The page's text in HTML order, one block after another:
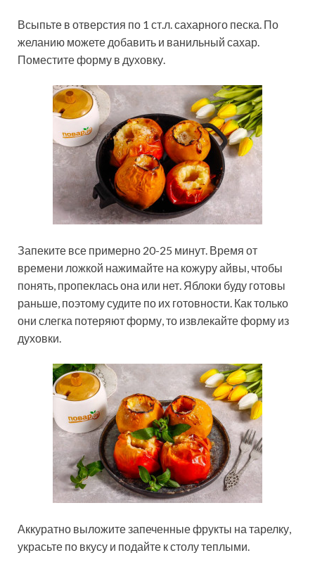
Всыпьте в отверстия по 1 ст.л. сахарного песка. По
желанию можете добавить и ванильный сахар.
Поместите форму в духовку.
Запеките все примерно 20-25 минут. Время от
времени ложкой нажимайте на кожуру айвы, чтобы
понять, пропеклась она или нет. Яблоки буду готовы
раньше, поэтому судите по их готовности. Как только
они слегка потеряют форму, то извлекайте форму из
духовки.
Аккуратно выложите запеченные фрукты на тарелку,
украсьте по вкусу и подайте к столу теплыми.